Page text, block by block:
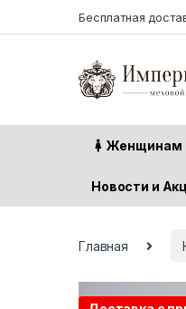
Бесплатная
Женщинам
Новости и
Главная